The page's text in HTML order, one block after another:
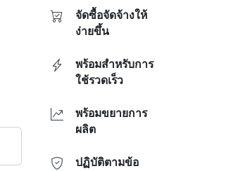
จัดซื้อจัดจ้างให้
ง่ายขึ้น
พร้อมสำหรับการ
ใช้รวดเร็ว
พร้อมขยายการ
ผลิต
ปฏิบัติตามข้อ